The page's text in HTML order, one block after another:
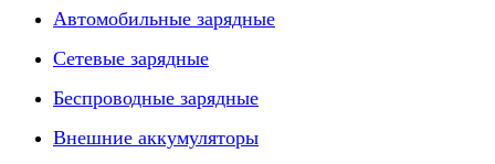
Автомобильные зарядные
Сетевые зарядные
Беспроводные зарядные
Внешние аккумуляторы